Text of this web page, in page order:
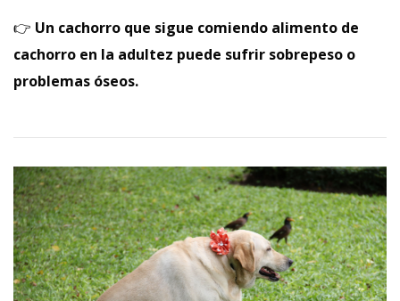
👉 Un cachorro que sigue comiendo alimento de
cachorro en la adultez puede sufrir sobrepeso o
problemas óseos.